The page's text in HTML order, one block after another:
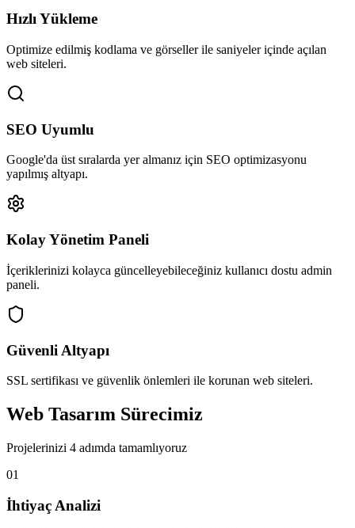
Hızlı Yükleme
Optimize edilmiş kodlama ve görseller ile saniyeler içinde açılan
web siteleri.
SEO Uyumlu
Google'da üst sıralarda yer almanız için SEO optimizasyonu
yapılmış altyapı.
Kolay Yönetim Paneli
İçeriklerinizi kolayca güncelleyebileceğiniz kullanıcı dostu admin
paneli.
Güvenli Altyapı
SSL sertifikası ve güvenlik önlemleri ile korunan web siteleri.
Web Tasarım Sürecimiz
Projelerinizi 4 adımda tamamlıyoruz
01
İhtiyaç Analizi